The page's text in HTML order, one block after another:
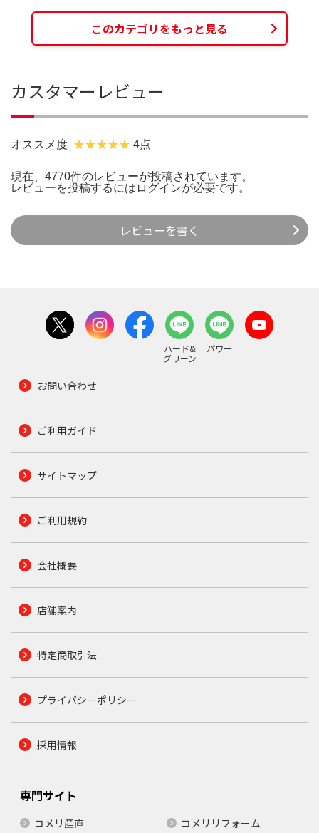
このカテゴリをもっと見る
カスタマーレビュー
オススメ度 4点
現在、4770件のレビューが投稿されています。
レビューを投稿するには ログインが必要です。
レビューを書く
ハード&
グリーン
パワー
お問い合わせ
ご利用ガイド
サイトマップ
ご利用規約
会社概要
店舗案内
特定商取引法
プライバシーポリシー
採用情報
専門サイト
コメリ産直 コメリリフォーム